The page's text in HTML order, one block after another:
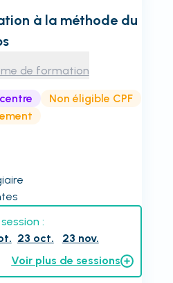
à la méthode du
de formation
Non éligible CPF
:
23 oct.
23 nov.
Voir plus de sessions